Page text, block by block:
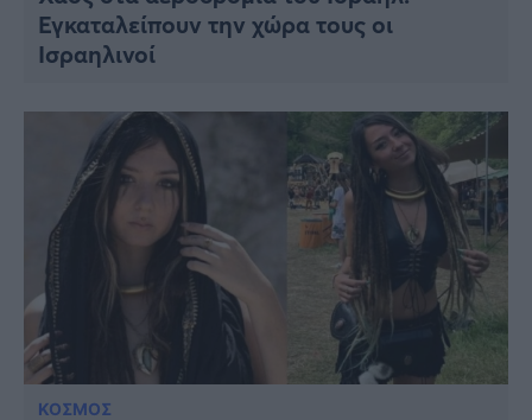
Εγκαταλείπουν την χώρα τους οι
Ισραηλινοί
ΚΟΣΜΟΣ